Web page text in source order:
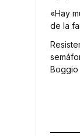
«Hay
de la
Boggio